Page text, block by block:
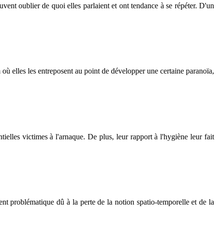
oublier de quoi elles parlaient et ont tendance à se répéter. D'un
elles les entreposent au point de développer une certaine paranoïa,
victimes à l'arnaque. De plus, leur rapport à l'hygiène leur fait
problématique dû à la perte de la notion spatio-temporelle et de la